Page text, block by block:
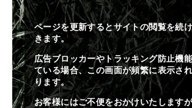
ページを更新するとサイトの閲覧を続
きます。
広告ブロッカーやトラッキング防止機
ている場合、この画面が頻繁に表示さ
ります。
お客様にはご不便をおかけいたします